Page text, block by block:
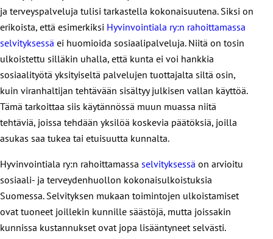
ja terveyspalveluja tulisi tarkastella kokonaisuutena. Siksi on
erikoista, että esimerkiksi Hyvinvointiala ry:n rahoittamassa
selvityksessä ei huomioida sosiaalipalveluja. Niitä on tosin
ulkoistettu silläkin uhalla, että kunta ei voi hankkia
sosiaalityötä yksityiseltä palvelujen tuottajalta siltä osin,
kuin viranhaltijan tehtävään sisältyy julkisen vallan käyttöä.
Tämä tarkoittaa siis käytännössä muun muassa niitä
tehtäviä, joissa tehdään yksilöä koskevia päätöksiä, joilla
asukas saa tukea tai etuisuutta kunnalta.
Hyvinvointiala ry:n rahoittamassa selvityksessä on arvioitu
sosiaali- ja terveydenhuollon kokonaisulkoistuksia
Suomessa. Selvityksen mukaan toimintojen ulkoistamiset
ovat tuoneet joillekin kunnille säästöjä, mutta joissakin
kunnissa kustannukset ovat jopa lisääntyneet selvästi.